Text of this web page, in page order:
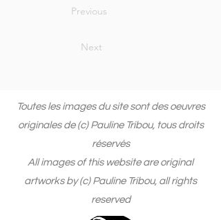
Previous
Next
Toutes les images du site sont des oeuvres
originales de (c) Pauline Tribou, tous droits
réservés
All images of this website are original
artworks by (c) Pauline Tribou, all rights
reserved